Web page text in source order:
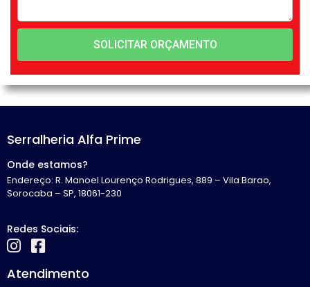
SOLICITAR ORÇAMENTO
Serralheria Alfa Prime
Onde estamos?
Endereço: R. Manoel Lourenço Rodrigues, 889 – Vila Barao,
Sorocaba – SP, 18061-230
Redes Sociais:
Atendimento